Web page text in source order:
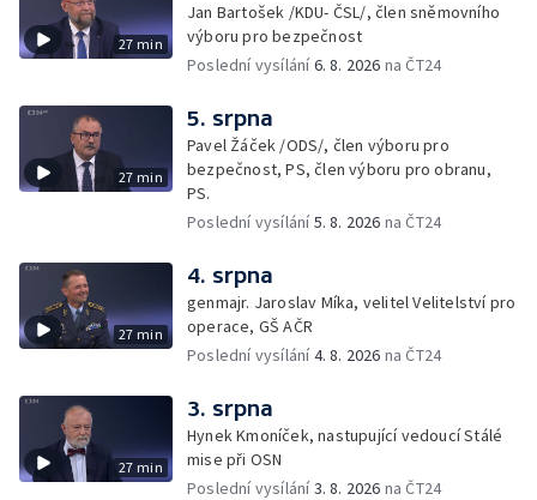
27 min
Jan Bartošek /KDU- ČSL/, člen sněmovního
výboru pro bezpečnost
Poslední vysílání6. 8. 2026 na ČT24
27 min
5. srpna
Pavel Žáček /ODS/, člen výboru pro
bezpečnost, PS, člen výboru pro obranu,
PS.
Poslední vysílání5. 8. 2026 na ČT24
27 min
4. srpna
genmajr. Jaroslav Míka, velitel Velitelství pro
operace, GŠ AČR
Poslední vysílání4. 8. 2026 na ČT24
27 min
3. srpna
Hynek Kmoníček, nastupující vedoucí Stálé
mise při OSN
Poslední vysílání3. 8. 2026 na ČT24